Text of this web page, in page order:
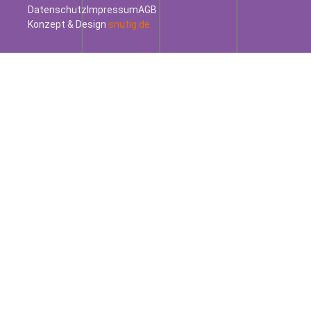
Datenschutz ImpressumAGB
Konzept & Design snutig.de